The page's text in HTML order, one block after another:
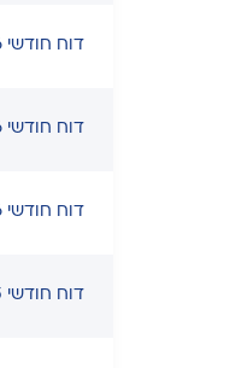
דוח חודשי 3-2026
דוח חודשי 2-2026
דוח חודשי 1-2026
דוח חודשי 12-2025